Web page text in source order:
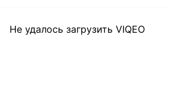
Не удалось загрузить VIQEO